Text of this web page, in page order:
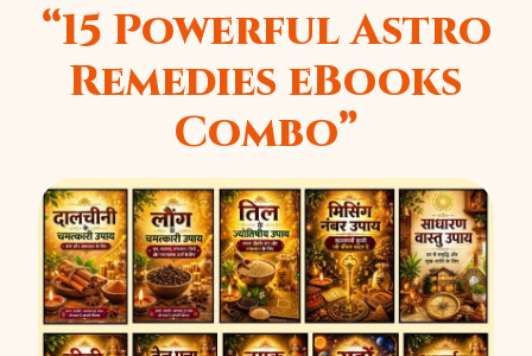
“15 Powerful Astro
Remedies eBooks
Combo”